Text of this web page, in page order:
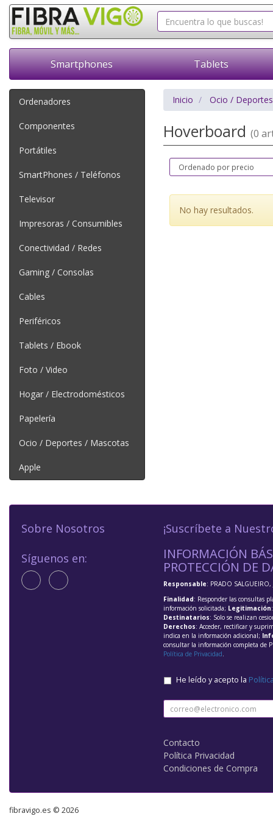
Smartphones Tablets
Ordenadores
Componentes
Portátiles
SmartPhones / Teléfonos
Televisor
Impresoras / Consumibles
Conectividad / Redes
Gaming / Consolas
Cables
Periféricos
Tablets / Ebook
Foto / Video
Hogar / Electrodomésticos
Papelería
Ocio / Deportes / Mascotas
Apple
Inicio Ocio /
Hoverboard (0
No hay resultados.
Sobre Nosotros
Síguenos en:
¡Suscríbete a
INFORMACIÓN
PROTECCIÓN DE
Responsable: PRADO SALGUEIRO,
Finalidad: Responder las consultas
información solicitada; Legitimación
Destinatarios: Solo se realizan
Derechos: Acceder, rectificar y
indica en la información adicional;
consultar la información completa de
Política de Privacidad.
He leído y acepto la
Contacto
Política Privacidad
Condiciones de Compra
fibravigo.es © 2026